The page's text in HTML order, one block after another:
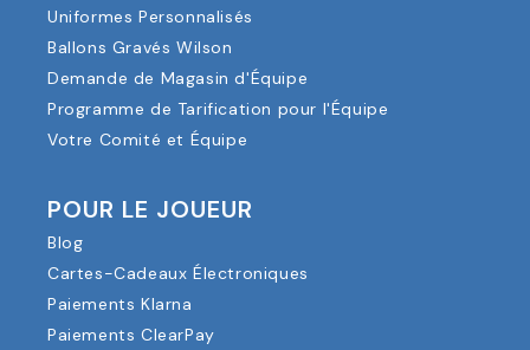
Uniformes Personnalisés
Ballons Gravés Wilson
Demande de Magasin d'Équipe
Programme de Tarification pour l'Équipe
Votre Comité et Équipe
POUR LE JOUEUR
Blog
Cartes-Cadeaux Électroniques
Paiements Klarna
Paiements ClearPay